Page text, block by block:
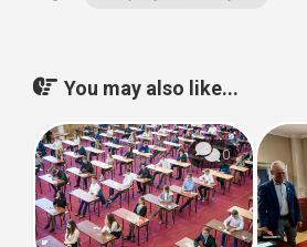
You may also like...
0